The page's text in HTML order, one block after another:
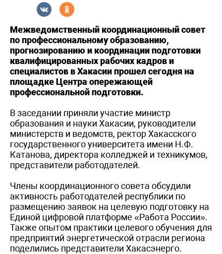
Межведомственный координационный совет
по профессиональному образованию,
прогнозированию и координации подготовки
квалифицированных рабочих кадров и
специалистов в Хакасии прошел сегодня на
площадке Центра опережающей
профессиональной подготовки.
В заседании приняли участие министр
образования и науки Хакасии, руководители
министерств и ведомств, ректор Хакасского
государственного университета имени Н.Ф.
Катанова, директора колледжей и техникумов,
представители работодателей.
Члены координационного совета обсудили
активность работодателей республики по
размещению заявок на целевую подготовку на
Единой цифровой платформе «Работа России».
Также опытом практики целевого обучения для
предприятий энергетической отрасли региона
поделились представители Хакасэнерго.